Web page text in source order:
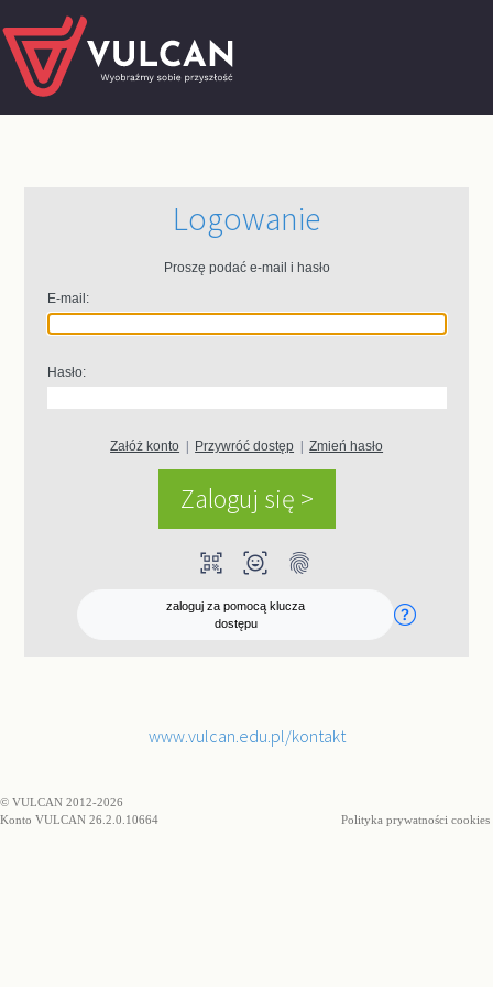
Logowanie
Proszę podać e-mail i hasło
E-mail:
Hasło:
Załóż konto Przywróć dostęp |Zmień hasło
qr_code_scanner ar_on_you fingerprint
zaloguj za pomocą klucza
dostępu
www.vulcan.edu.pl/kontakt
© VULCAN 2012-2026
Konto VULCAN 26.2.0.10664
Polityka prywatności cookies